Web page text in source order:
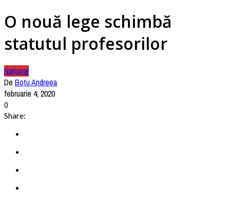
O nouă lege schimbă
statutul profesorilor
Național
De Botu Andreea
februarie 4, 2020
0
Share: